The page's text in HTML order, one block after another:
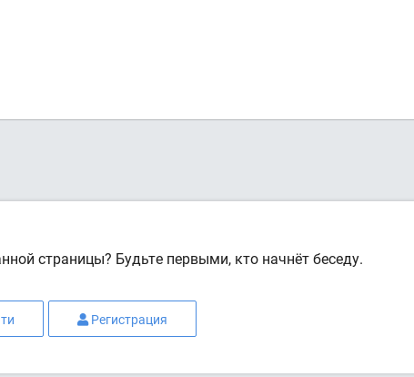
страницы? Будьте первыми, кто начнёт беседу.
Регистрация